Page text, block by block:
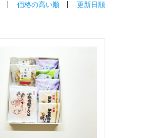
価格の高い順 更新日順